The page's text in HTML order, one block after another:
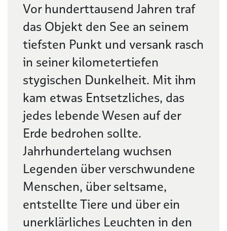
Vor hunderttausend Jahren traf
das Objekt den See an seinem
tiefsten Punkt und versank rasch
in seiner kilometertiefen
stygischen Dunkelheit. Mit ihm
kam etwas Entsetzliches, das
jedes lebende Wesen auf der
Erde bedrohen sollte.
Jahrhundertelang wuchsen
Legenden über verschwundene
Menschen, über seltsame,
entstellte Tiere und über ein
unerklärliches Leuchten in den